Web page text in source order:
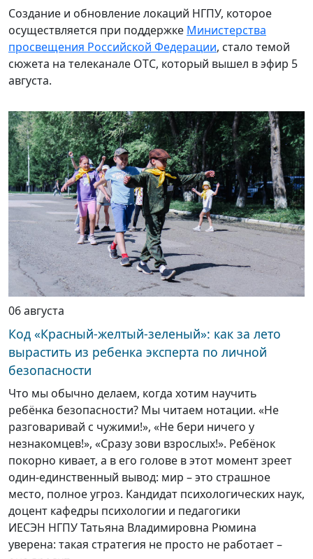
Создание и обновление локаций НГПУ, которое
осуществляется при поддержке Министерства
просвещения Российской Федерации, стало темой
сюжета на телеканале ОТС, который вышел в эфир 5
августа.
06 августа
Код «Красный-желтый-зеленый»: как за лето
вырастить из ребенка эксперта по личной
безопасности
Что мы обычно делаем, когда хотим научить
ребёнка безопасности? Мы читаем нотации. «Не
разговаривай с чужими!», «Не бери ничего у
незнакомцев!», «Сразу зови взрослых!». Ребёнок
покорно кивает, а в его голове в этот момент зреет
один-единственный вывод: мир – это страшное
место, полное угроз. Кандидат психологических наук,
доцент кафедры психологии и педагогики
ИЕСЭН НГПУ Татьяна Владимировна Рюмина
уверена: такая стратегия не просто не работает –